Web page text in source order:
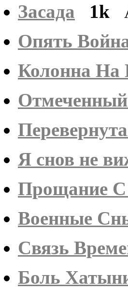
Засада
1k
Опять
Колонна На
Я снов не
Прощание С
Военные
Связь
Боль